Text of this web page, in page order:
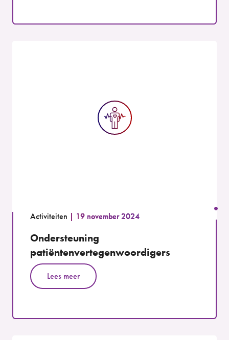
Activiteiten 19 november 2024
Ondersteuning
patiëntenvertegenwoordigers
Lees meer